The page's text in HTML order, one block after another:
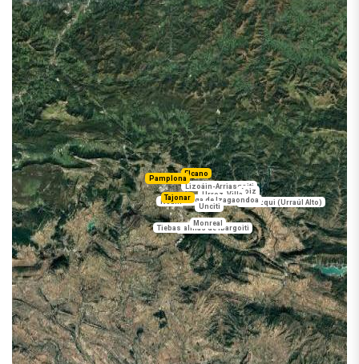
Lizoáin-Arriasgoiti
Aoiz
Irurozqui (Urraúl Alto)
Urroz-Villa
Lizarraga de Izagaondoa
Unciti
Salinas de Ibargoiti
Monreal
Tiebas
Noáin
Elcano
Pamplona
Tajonar